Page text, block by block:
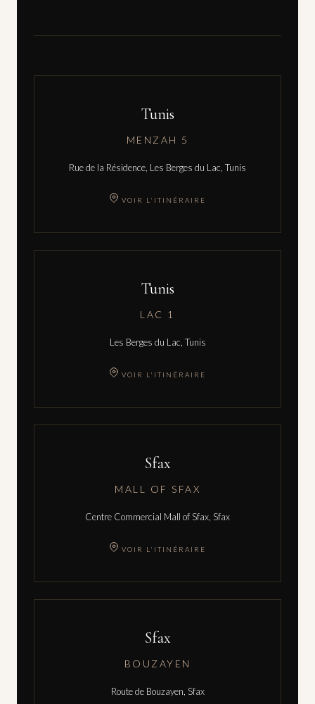
Tunis
MENZAH 5
Rue de la Résidence, Les Berges du Lac, Tunis
VOIR L'ITINÉRAIRE
Tunis
LAC 1
Les Berges du Lac, Tunis
VOIR L'ITINÉRAIRE
Sfax
MALL OF SFAX
Centre Commercial Mall of Sfax, Sfax
VOIR L'ITINÉRAIRE
Sfax
BOUZAYEN
Route de Bouzayen, Sfax